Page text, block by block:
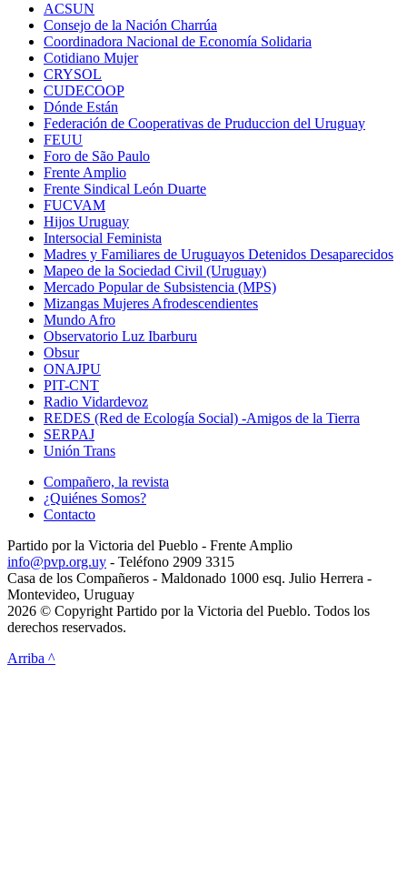
ACSUN
Consejo de la Nación Charrúa
Coordinadora Nacional de Economía Solidaria
Cotidiano Mujer
CRYSOL
CUDECOOP
Dónde Están
Federación de Cooperativas de Pruduccion del Uruguay
FEUU
Foro de São Paulo
Frente Amplio
Frente Sindical León Duarte
FUCVAM
Hijos Uruguay
Intersocial Feminista
Madres y Familiares de Uruguayos Detenidos Desaparecidos
Mapeo de la Sociedad Civil (Uruguay)
Mercado Popular de Subsistencia (MPS)
Mizangas Mujeres Afrodescendientes
Mundo Afro
Observatorio Luz Ibarburu
Obsur
ONAJPU
PIT-CNT
Radio Vidardevoz
REDES (Red de Ecología Social) -Amigos de la Tierra
SERPAJ
Unión Trans
Compañero, la revista
¿Quiénes Somos?
Contacto
Partido por la Victoria del Pueblo - Frente Amplio
info@pvp.org.uy - Teléfono 2909 3315
Casa de los Compañeros - Maldonado 1000 esq. Julio Herrera -
Montevideo, Uruguay
2026 © Copyright Partido por la Victoria del Pueblo. Todos los
derechos reservados.
Arriba ^